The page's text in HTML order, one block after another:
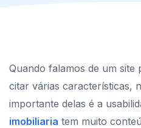
Prueba
Quando falamos de um site
citar várias características,
importante delas é a
imobiliaria tem muito